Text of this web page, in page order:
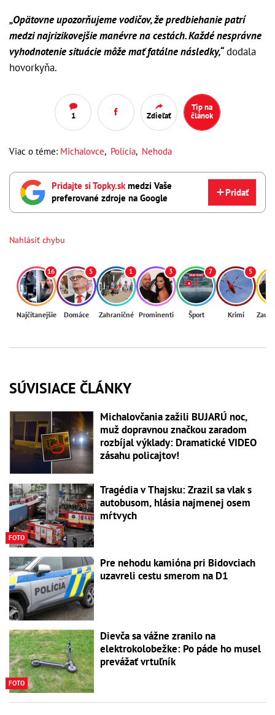
„Opätovne upozorňujeme vodičov, že predbiehanie patrí
medzi najrizikovejšie manévre na cestách. Každé nesprávne
vyhodnotenie situácie môže mať fatálne následky,“dodala
hovorkyňa.
1 Zdieľať
Tip na
článok
Viac o téme: Michalovce, Polícia, Nehoda
Pridajte si Topky.skmedzi Vaše
preferované zdroje na Google
Pridať
Nahlásiť chybu
16
Najčítanejšie
5
Domáce
1
Zahraničné
3
Prominenti
7
Šport
5
Krimi
SÚVISIACE ČLÁNKY
Michalovčania zažili BUJARÚ noc,
muž dopravnou značkou zaradom
rozbíjal výklady: Dramatické VIDEO
zásahu policajtov!
FOTO
Tragédia v Thajsku: Zrazil sa vlak s
autobusom, hlásia najmenej osem
mŕtvych
Pre nehodu kamióna pri Bidovciach
uzavreli cestu smerom na D1
FOTO
Dievča sa vážne zranilo na
elektrokolobežke: Po páde ho musel
prevážať vrtuľník